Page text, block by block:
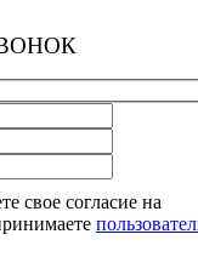
свое согласие на